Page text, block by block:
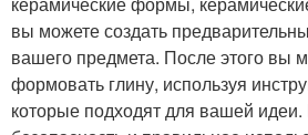
вы можете создать
вашего предмета. После этого вы
формовать глину, используя
которые подходят для вашей